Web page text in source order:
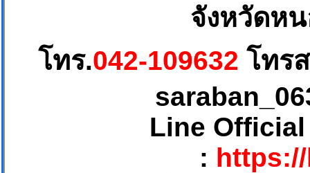
จังหวัดห
โทร.042-109632 โทร
Line
: